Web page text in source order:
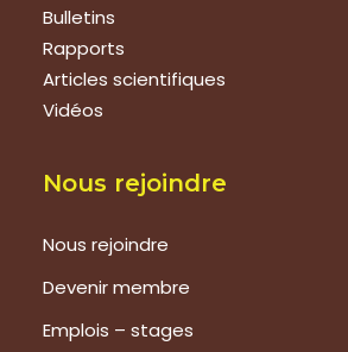
Bulletins
Rapports
Articles scientifiques
Vidéos
Nous rejoindre
Nous rejoindre
Devenir membre
Emplois – stages